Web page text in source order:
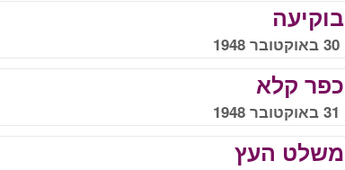
בוקיעה
30 באוקטובר 1948
כפר קלא
31 באוקטובר 1948
משלט העץ